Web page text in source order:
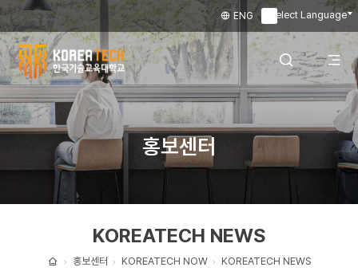
Select Language
ENG
한
국
교
전
홍보센터
홍보센터 KOREATECH NOW KOREATECH NEWS
KOREATECH NEWS